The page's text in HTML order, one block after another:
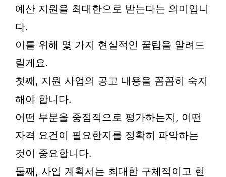
예산 지원을 최대한으로 받는다는 의미입니
다.
이를 위해 몇 가지 현실적인 꿀팁을 알려드
릴게요.
첫째, 지원 사업의 공고 내용을 꼼꼼히 숙지
해야 합니다.
어떤 부분을 중점적으로 평가하는지, 어떤
자격 요건이 필요한지를 정확히 파악하는
것이 중요합니다.
둘째, 사업 계획서는 최대한 구체적이고 현